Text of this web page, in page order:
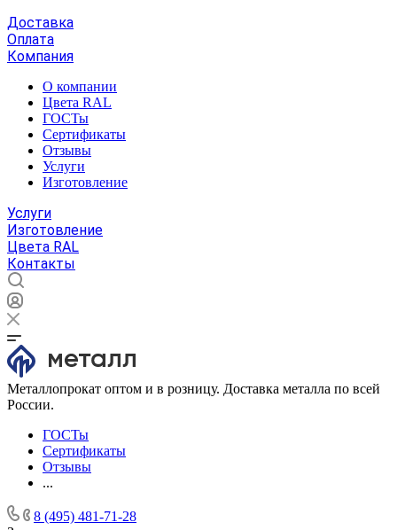
Доставка
Оплата
Компания
О компании
Цвета RAL
ГОСТы
Сертификаты
Отзывы
Услуги
Изготовление
Услуги
Изготовление
Цвета RAL
Контакты
Металлопрокат оптом и в розницу. Доставка металла по всей
России.
ГОСТы
Сертификаты
Отзывы
...
8 (495) 481-71-28